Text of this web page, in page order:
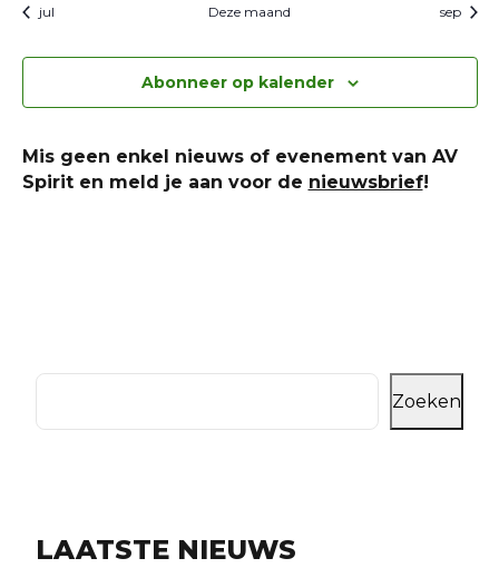
jul Deze maand sep
Abonneer op kalender
Mis geen enkel nieuws of evenement van AV
Spirit en meld je aan voor de nieuwsbrief!
Zoeken
LAATSTE NIEUWS